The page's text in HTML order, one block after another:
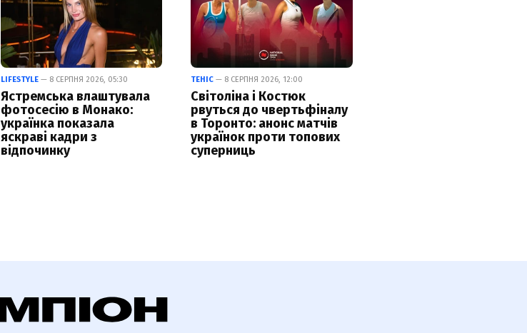
LIFESTYLE— 8 СЕРПНЯ 2026, 05:30
Ястремська влаштувала
фотосесію в Монако:
українка показала
яскраві кадри з
відпочинку
ТЕНІС — 8 СЕРПНЯ 2026, 12:00
Світоліна і Костюк
рвуться до чвертьфіналу
в Торонто: анонс матчів
українок проти топових
суперниць